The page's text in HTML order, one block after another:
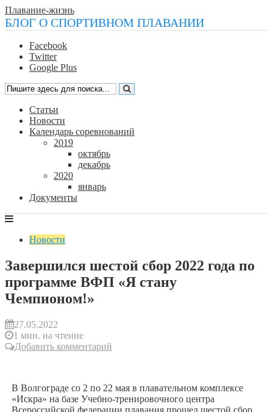
Плавание-жизнь
БЛОГ О СПОРТИВНОМ ПЛАВАНИИ
Facebook
Twitter
Google Plus
Статьи
Новости
Календарь соревнований
2019
октябрь
декабрь
2020
январь
Документы
Новости
Завершился шестой сбор 2022 года по
программе ВФП «Я стану
Чемпионом!»
27.05.2022
1 мин. на чтение
Добавить комментарий
В Волгограде со 2 по 22 мая в плавательном комплексе
«Искра» на базе Учебно-тренировочного центра
Всероссийской федерации плавания прошел шестой сбор